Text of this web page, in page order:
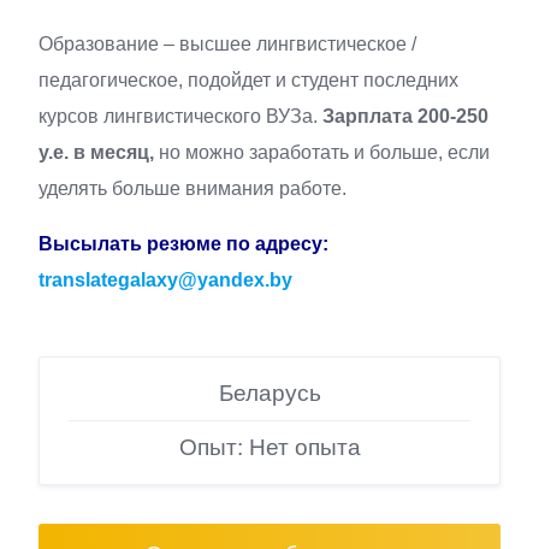
Образование – высшее лингвистическое /
педагогическое, подойдет и студент последних
курсов лингвистического ВУЗа. Зарплата 200-250
у.е. в месяц, но можно заработать и больше, если
уделять больше внимания работе.
Высылать резюме по адресу:
translategalaxy@yandex.by
Беларусь
Опыт: Нет опыта